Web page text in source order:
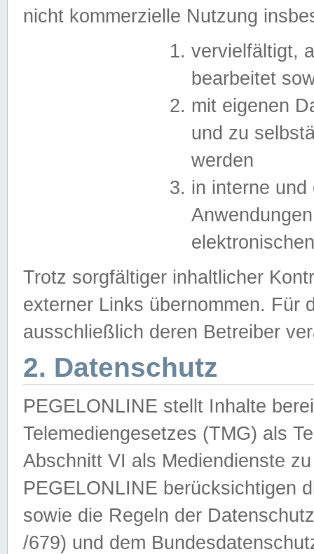
nicht kommerzielle Nutzung
vervielfältigt,
bearbeitet
mit eigenen
und zu
werden
in interne
Trotz sorgfältiger inhaltlicher
externer Links übernommen. Für
ausschließlich deren Betreiber
2. Datenschutz
PEGELONLINE stellt Inhalte
Telemediengesetzes (TMG) als
Abschnitt VI als Mediendienste
PEGELONLINE berücksichtigen
sowie die Regeln der
/679) und dem